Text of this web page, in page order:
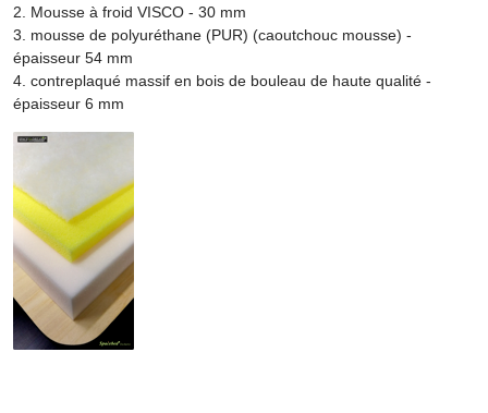
2. Mousse à froid VISCO - 30 mm
3. mousse de polyuréthane (PUR) (caoutchouc mousse) -
épaisseur 54 mm
4. contreplaqué massif en bois de bouleau de haute qualité -
épaisseur 6 mm